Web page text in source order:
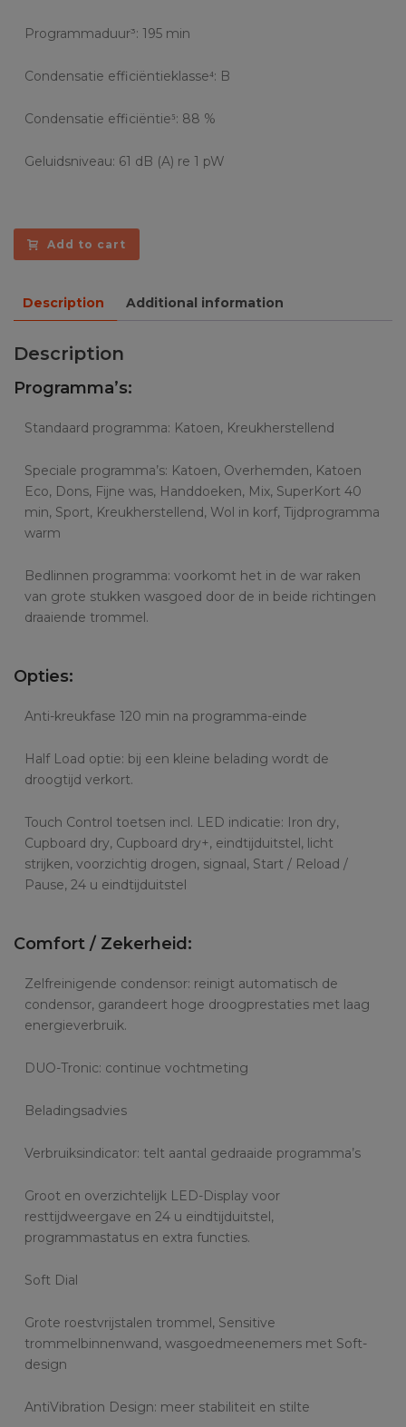
Programmaduur³: 195 min
Condensatie efficiëntieklasse⁴: B
Condensatie efficiëntie⁵: 88 %
Geluidsniveau: 61 dB (A) re 1 pW
Add to cart
Description Additional information
Description
Programma’s:
Standaard programma: Katoen, Kreukherstellend
Speciale programma’s: Katoen, Overhemden, Katoen
Eco, Dons, Fijne was, Handdoeken, Mix, SuperKort 40
min, Sport, Kreukherstellend, Wol in korf, Tijdprogramma
warm
Bedlinnen programma: voorkomt het in de war raken
van grote stukken wasgoed door de in beide richtingen
draaiende trommel.
Opties:
Anti-kreukfase 120 min na programma-einde
Half Load optie: bij een kleine belading wordt de
droogtijd verkort.
Touch Control toetsen incl. LED indicatie: Iron dry,
Cupboard dry, Cupboard dry+, eindtijduitstel, licht
strijken, voorzichtig drogen, signaal, Start / Reload /
Pause, 24 u eindtijduitstel
Comfort / Zekerheid:
Zelfreinigende condensor: reinigt automatisch de
condensor, garandeert hoge droogprestaties met laag
energieverbruik.
DUO-Tronic: continue vochtmeting
Beladingsadvies
Verbruiksindicator: telt aantal gedraaide programma’s
Groot en overzichtelijk LED-Display voor
resttijdweergave en 24 u eindtijduitstel,
programmastatus en extra functies.
Soft Dial
Grote roestvrijstalen trommel, Sensitive
trommelbinnenwand, wasgoedmeenemers met Soft-
design
AntiVibration Design: meer stabiliteit en stilte